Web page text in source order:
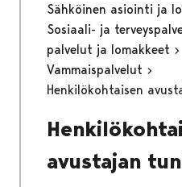
Sähköinen asiointi ja
Sosiaali- ja
palvelut ja lomakkeet
Vammaispalvelut
Henkilökohtaisen
avustajan